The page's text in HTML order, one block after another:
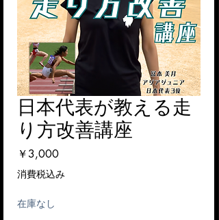
日本代表が教える走
り方改善講座
￥3,000価
格
消費税込み
在庫なし